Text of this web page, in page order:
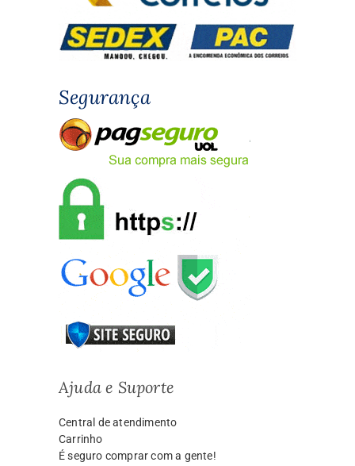
Segurança
Ajuda e Suporte
Central de atendimento
Carrinho
É seguro comprar com a gente!